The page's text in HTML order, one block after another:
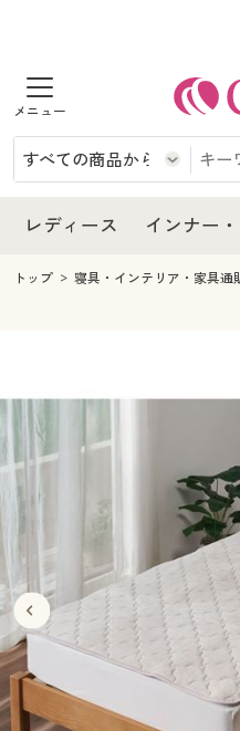
商品を探す
レディース
レディースファッション
インナー・下着
インナー・下着通販すべて
メンズ下着
ジュニア・ティーンズ下着
メンズ
メンズファッション
メンズ下着
家電・雑貨すべて
家電
キッチン・雑貨・日用品
寝具・インテリア・家具
寝具・インテリア・家具通販
家具・収納
寝具・ベッド
カーテン・ラグ・ファブリック
美容・健康
美容・健康通販すべて
美容・健康・サプリメント
制服・スクール
制服・スクールすべて
制服・学生服
ジュニア・ティーンズ下着
大きいサイズ
大きいサイズ通販すべて
大きいサイズ レディース服
バーゲン
バーゲンセール
詳細検索
レディース インナー
レディース
レディース通販すべて
レディースファッション
インナー・下着
インナー・下着通販すべて
メンズ
キッチン・雑貨・日用品
家具・収納
寝具・ベッド
カーテン・ラグ・ファブリック
美容・健康通販すべて
美容・健康・サプリメント
制服・スクール
制服・スクールすべて
制服・学生服
ジュニア・ティーンズ下着
大きいサイズ
大きいサイズ通販すべて
大きいサイズ レディース服
大きいサイズ レディース下着
バーゲン
バーゲンセール
シークレットセール
詳細検索
商品カテゴリ一覧
トップ 寝具・インテリア・家具通